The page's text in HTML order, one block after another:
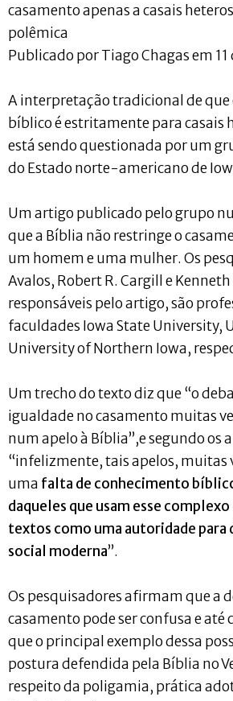
casamento apenas a casais
polêmica
Publicado por Tiago Chagas em
A interpretação tradicional de que
bíblico é estritamente para casais
está sendo questionada por um
do Estado norte-americano de
Um artigo publicado pelo grupo
que a Bíblia não restringe o
um homem e uma mulher. Os
Avalos, Robert R. Cargill e
responsáveis pelo artigo, são
faculdades Iowa State University,
University of Northern Iowa,
Um trecho do texto diz que “o
igualdade no casamento muitas
num apelo à Bíblia”,e segundo os
“infelizmente, tais apelos, muitas
uma falta de conhecimento
daqueles que usam esse
textos como uma autoridade
social moderna”.
Os pesquisadores afirmam que a
casamento pode ser confusa e
que o principal exemplo dessa
postura defendida pela Bíblia no
respeito da poligamia, prática